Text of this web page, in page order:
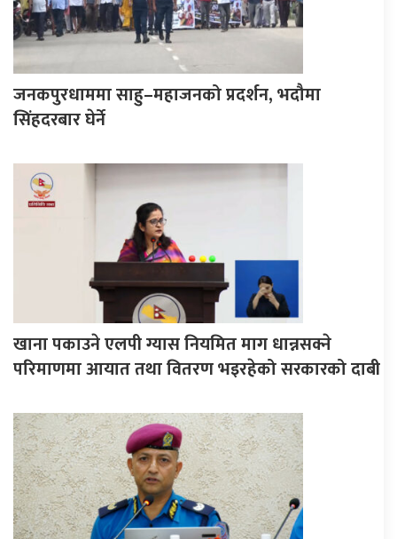
जनकपुरधाममा साहु–महाजनको प्रदर्शन, भदौमा
सिंहदरबार घेर्ने
खाना पकाउने एलपी ग्यास नियमित माग धान्नसक्ने
परिमाणमा आयात तथा वितरण भइरहेको सरकारको दाबी